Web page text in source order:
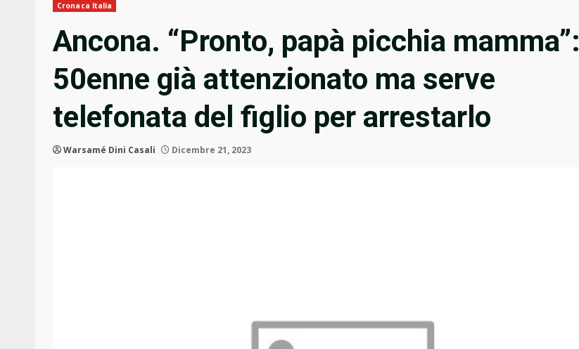
Cronaca Italia
Ancona. “Pronto, papà picchia mamma”:
50enne già attenzionato ma serve
telefonata del figlio per arrestarlo
Warsamé Dini Casali Dicembre 21, 2023